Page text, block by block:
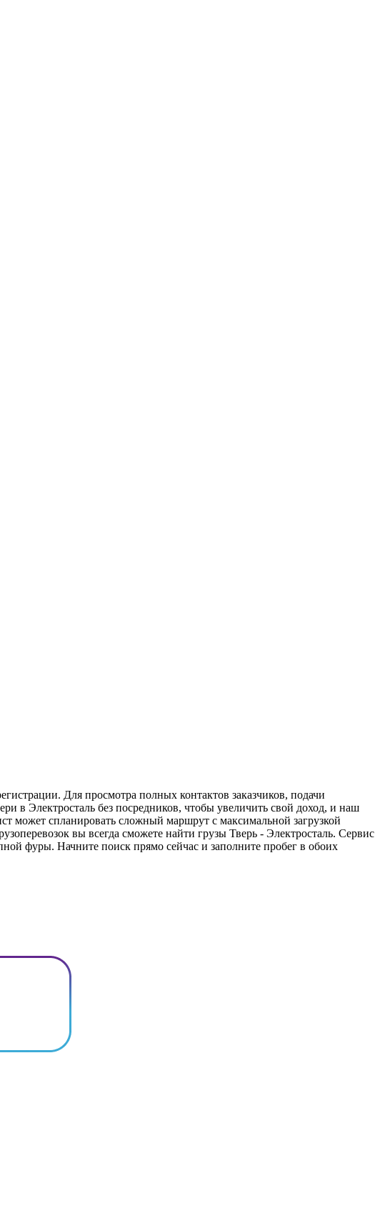
Для просмотра полных контактов заказчиков, подачи
в Электросталь без посредников, чтобы увеличить свой доход, и наш
может спланировать сложный маршрут с максимальной загрузкой
вы всегда сможете найти грузы Тверь - Электросталь. Сервис
фуры. Начните поиск прямо сейчас и заполните пробег в обоих